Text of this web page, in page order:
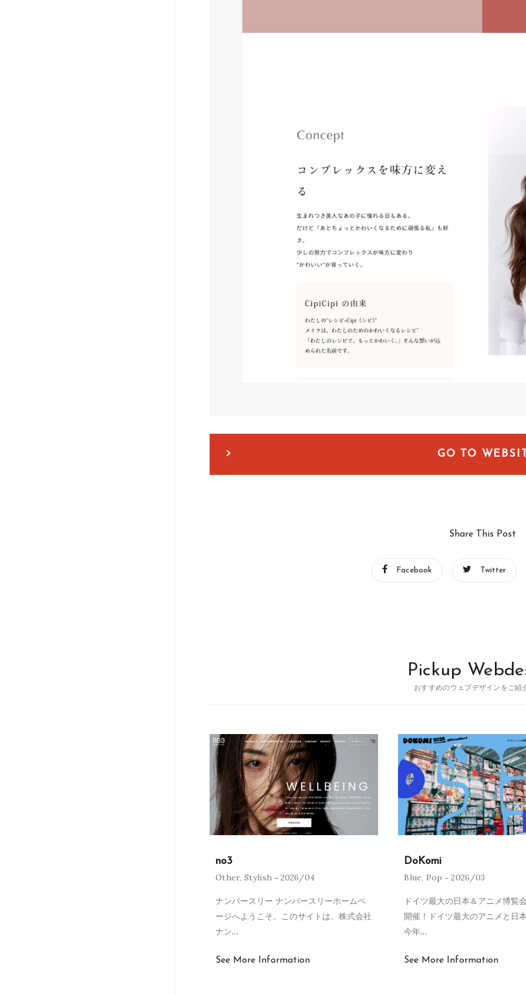
GO TO
Share This Post
Facebook Twitter
Pickup
おすすめのウェブデザインをご紹
no3
Other,Stylish 2026/04
ナンバースリー ナンバースリーホームペ
ージへようこそ。このサイトは、株式会社
ナン…
See More Information
DoKomi
Blue, Pop 2026/03
ドイツ最大の日本＆アニメ博覧
開催！ドイツ最大のアニメと日
今年…
See More Information